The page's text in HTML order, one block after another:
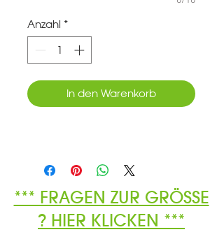
Anzahl *
In den Warenkorb
*** FRAGEN ZUR GRÖSSE
? HIER KLICKEN ***